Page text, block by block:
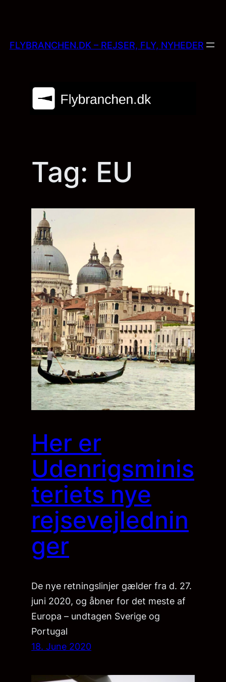
content
FLYBRANCHEN.DK – REJSER, FLY, NYHEDER
Tag: EU
Her er
Udenrigsminis
teriets nye
rejsevejlednin
ger
De nye retningslinjer gælder fra d. 27.
juni 2020, og åbner for det meste af
Europa – undtagen Sverige og
Portugal
18. June 2020